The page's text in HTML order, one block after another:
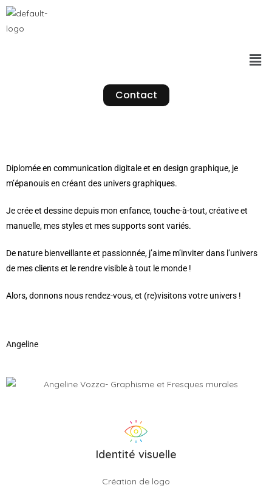
Contact
Diplomée en communication digitale et en design graphique, je
m’épanouis en créant des univers graphiques.
Je crée et dessine depuis mon enfance, touche-à-tout, créative et
manuelle, mes styles et mes supports sont variés.
De nature bienveillante et passionnée, j’aime m’inviter dans l’univers
de mes clients et le rendre visible à tout le monde !
Alors, donnons nous rendez-vous, et (re)visitons votre univers !
Angeline
Identité visuelle
Création de logo